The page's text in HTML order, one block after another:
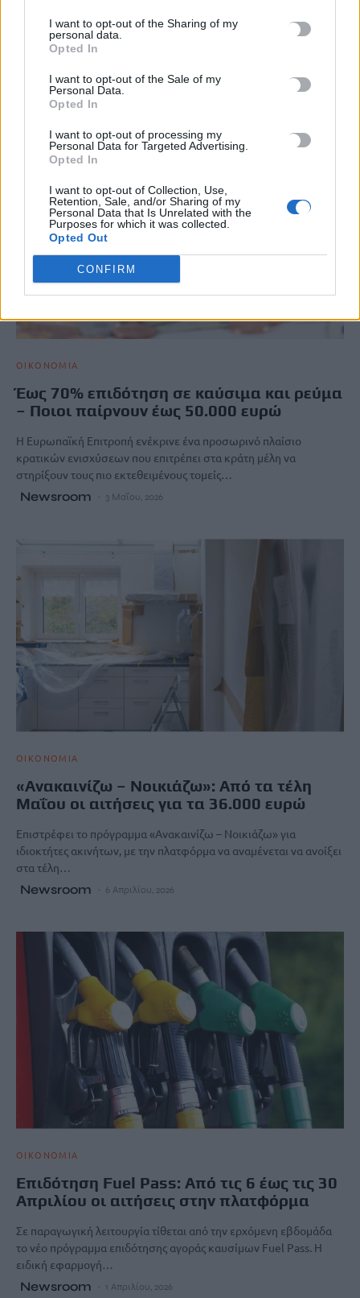
I want to opt-out of the Sharing of my
personal data.
Opted In
I want to opt-out of the Sale of my
Personal Data.
Opted In
I want to opt-out of processing my
Personal Data for Targeted Advertising.
Opted In
I want to opt-out of Collection, Use,
Retention, Sale, and/or Sharing of my
Personal Data that Is Unrelated with the
Purposes for which it was collected.
Opted Out
CONFIRM
Μέσα στις επόμενες εβδομάδες αναμένεται να τεθεί σε
εφαρμογή το νέο πρόγραμμα «Ανακαινίζω», το οποίο προβλέπει
Newsroom 11 Μαΐου, 2026
ΟΙΚΟΝΟΜΙΑ
Έως 70% επιδότηση σε καύσιμα και ρεύμα
– Ποιοι παίρνουν έως 50.000 ευρώ
Η Ευρωπαϊκή Επιτροπή ενέκρινε ένα προσωρινό πλαίσιο
κρατικών ενισχύσεων που επιτρέπει στα κράτη μέλη να
στηρίξουν τους πιο εκτεθειμένους τομείς…
Newsroom 3 Μαΐου, 2026
ΟΙΚΟΝΟΜΙΑ
«Ανακαινίζω – Νοικιάζω»: Από τα τέλη
Μαΐου οι αιτήσεις για τα 36.000 ευρώ
Επιστρέφει το πρόγραμμα «Ανακαινίζω – Νοικιάζω» για
ιδιοκτήτες ακινήτων, με την πλατφόρμα να αναμένεται να ανοίξει
στα τέλη…
Newsroom 6 Απριλίου, 2026
ΟΙΚΟΝΟΜΙΑ
Επιδότηση Fuel Pass: Από τις 6 έως τις 30
Απριλίου οι αιτήσεις στην πλατφόρμα
Σε παραγωγική λειτουργία τίθεται από την ερχόμενη εβδομάδα
το νέο πρόγραμμα επιδότησης αγοράς καυσίμων Fuel Pass. Η
ειδική εφαρμογή…
Newsroom 1 Απριλίου, 2026